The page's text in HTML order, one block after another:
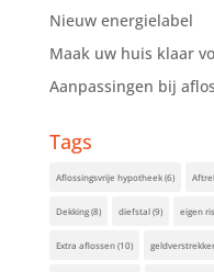
Nieuw energielabel
Maak uw huis klaar
Aanpassingen bij
Tags
Aflossingsvrije hypotheek(6)
Dekking(8) diefstal(9) eigen
Extra aflossen(10) geldverstrekker